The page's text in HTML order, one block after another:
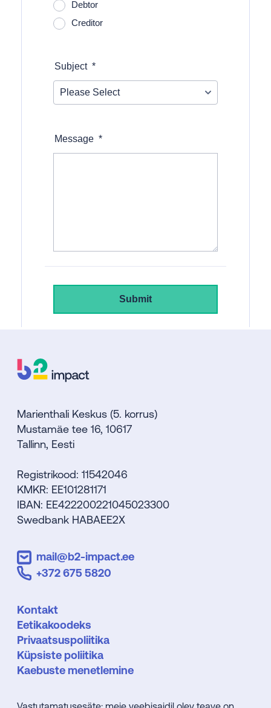
Marienthali Keskus (5. korrus)
Mustamäe tee 16, 10617
Tallinn, Eesti
Registrikood: 11542046
KMKR: EE101281171
IBAN: EE422200221045023300
Swedbank HABAEE2X
mail@b2-impact.ee
+372 675 5820
Kontakt
Eetikakoodeks
Privaatsuspoliitika
Küpsiste poliitika
Kaebuste menetlemine